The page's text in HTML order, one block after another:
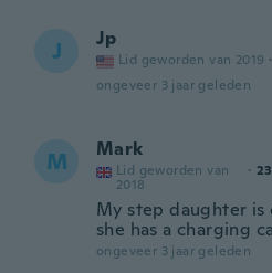
J Jp
Lid geworden van 2019 ·
ongeveer 3 jaar geleden
M Mark
Lid geworden van
2018
·
My step daughter is
she has a charging
ongeveer 3 jaar geleden